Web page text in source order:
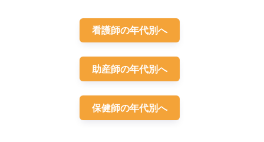
看護師の年代別へ
助産師の年代別へ
保健師の年代別へ